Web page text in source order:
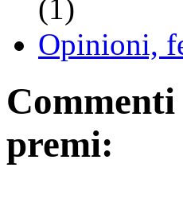
(1)
Opinioni,
premi: